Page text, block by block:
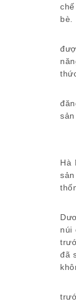
bè.
Hà
núi
đã